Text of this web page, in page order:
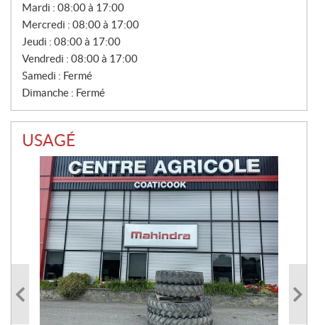
N
T
S
Mardi : 08:00 à 17:00
Mercredi : 08:00 à 17:00
Jeudi : 08:00 à 17:00
Vendredi : 08:00 à 17:00
Samedi : Fermé
Dimanche : Fermé
USAGÉ